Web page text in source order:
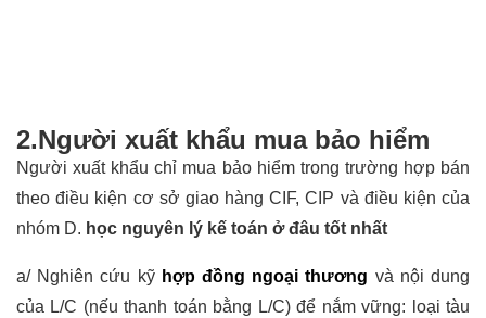
2.Người xuất khẩu mua bảo hiểm
Người xuất khẩu chỉ mua bảo hiểm trong trường hợp bán
theo điều kiện cơ sở giao hàng CIF, CIP và điều kiện của
nhóm D. học nguyên lý kế toán ở đâu tốt nhất
a/ Nghiên cứu kỹ hợp đồng ngoại thương và nội dung
của L/C (nếu thanh toán bằng L/C) để nắm vững: loại tàu